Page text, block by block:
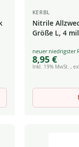
KERBL
Nitrile
Größe L, 4 mil
Special
Price
8,95 €
Inkl. 19% MwSt. ,